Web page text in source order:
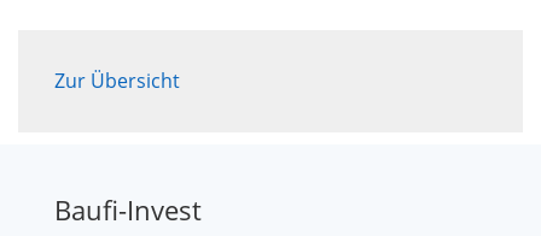
Zur Übersicht
Baufi-Invest